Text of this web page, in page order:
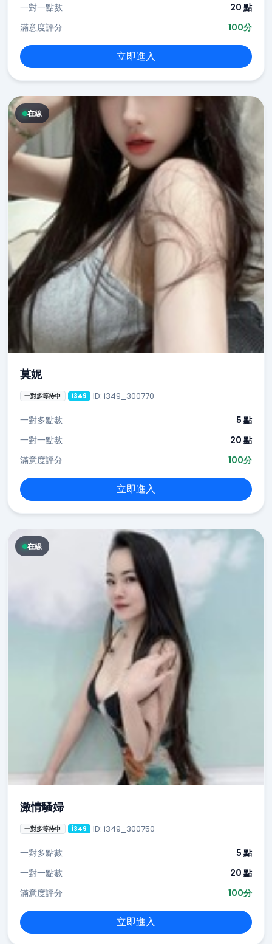
一對一點數
20 點
滿意度評分
100分
立即進入
在線
莫妮
一對多等待中 i349 ID: i349_300770
一對多點數
5 點
一對一點數
20 點
滿意度評分
100分
立即進入
在線
激情騷婦
一對多等待中 i349 ID: i349_300750
一對多點數
5 點
一對一點數
20 點
滿意度評分
100分
立即進入